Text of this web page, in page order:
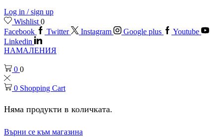
Log in / sign up
Wishlist 0
Facebook
Twitter Instagram Google plus
Youtube
Linkedin
НАМАЛЕНИЯ
0 0
0 Shopping Cart
Няма продукти в количката.
Върни се към магазина